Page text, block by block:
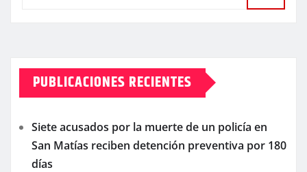
PUBLICACIONES RECIENTES
Siete acusados por la muerte de un policía en
San Matías reciben detención preventiva por 180
días